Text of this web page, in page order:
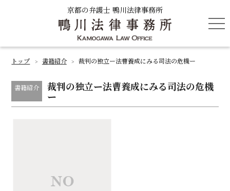
京都の弁護士 鴨川法律事務所
トップ > 書籍紹介 > 裁判の独立ー法曹養成にみる司法の危機ー
書籍紹介 裁判の独立ー法曹養成にみる司法の危機
ー